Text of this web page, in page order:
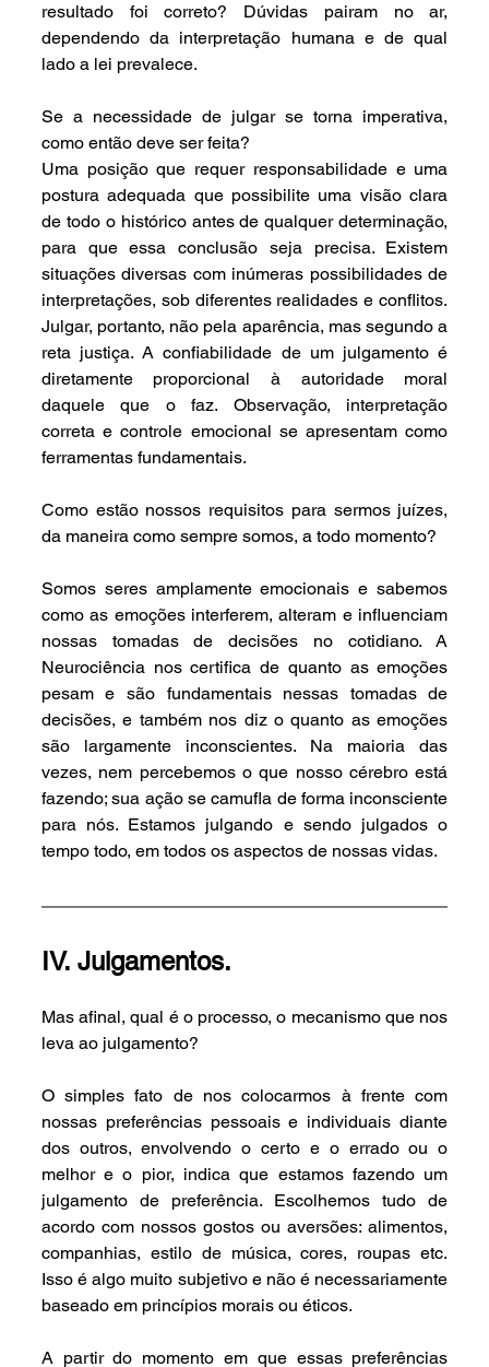
resultado foi correto? Dúvidas pairam no ar,
dependendo da interpretação humana e de qual
lado a lei prevalece.
Se a necessidade de julgar se torna imperativa,
como então deve ser feita?
Uma posição que requer responsabilidade e uma
postura adequada que possibilite uma visão clara
de todo o histórico antes de qualquer determinação,
para que essa conclusão seja precisa. Existem
situações diversas com inúmeras possibilidades de
interpretações, sob diferentes realidades e conflitos.
Julgar, portanto, não pela aparência, mas segundo a
reta justiça. A confiabilidade de um julgamento é
diretamente proporcional à autoridade moral
daquele que o faz. Observação, interpretação
correta e controle emocional se apresentam como
ferramentas fundamentais.
Como estão nossos requisitos para sermos juízes,
da maneira como sempre somos, a todo momento?
Somos seres amplamente emocionais e sabemos
como as emoções interferem, alteram e influenciam
nossas tomadas de decisões no cotidiano. A
Neurociência nos certifica de quanto as emoções
pesam e são fundamentais nessas tomadas de
decisões, e também nos diz o quanto as emoções
são largamente inconscientes. Na maioria das
vezes, nem percebemos o que nosso cérebro está
fazendo; sua ação se camufla de forma inconsciente
para nós. Estamos julgando e sendo julgados o
tempo todo, em todos os aspectos de nossas vidas.
IV. Julgamentos.
Mas afinal, qual é o processo, o mecanismo que nos
leva ao julgamento?
O simples fato de nos colocarmos à frente com
nossas preferências pessoais e individuais diante
dos outros, envolvendo o certo e o errado ou o
melhor e o pior, indica que estamos fazendo um
julgamento de preferência. Escolhemos tudo de
acordo com nossos gostos ou aversões: alimentos,
companhias, estilo de música, cores, roupas etc.
Isso é algo muito subjetivo e não é necessariamente
baseado em princípios morais ou éticos.
A partir do momento em que essas preferências